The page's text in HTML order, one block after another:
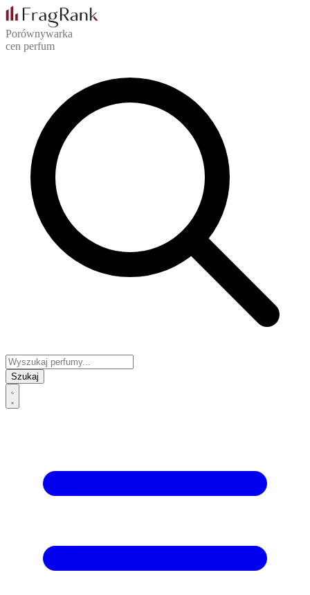
Porównywarka
cen perfum
Szukaj